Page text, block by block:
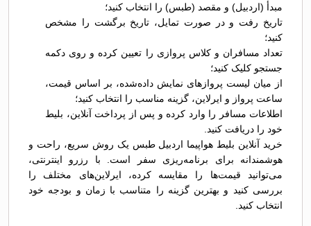
مبدأ (اردبیل) و مقصد (طبس) را انتخاب کنید؛
تاریخ رفت و در صورت تمایل، تاریخ برگشت را مشخص
کنید؛
تعداد مسافران و کلاس پروازی را تعیین کرده و روی دکمه
جستجو کلیک کنید؛
از میان لیست پروازهای نمایش داده‌شده، بر اساس قیمت،
ساعت پرواز و ایرلاین، گزینه مناسب را انتخاب کنید؛
اطلاعات مسافر را وارد کرده و پس از پرداخت آنلاین، بلیط
خود را دریافت کنید.
خرید آنلاین بلیط هواپیما اردبیل طبس یک روش سریع، راحت و
هوشمندانه برای برنامه‌ریزی سفر است. با رزرو اینترنتی،
می‌توانید قیمت‌ها را مقایسه کرده، ایرلاین‌های مختلف را
بررسی کنید و بهترین گزینه را متناسب با زمان و بودجه خود
انتخاب کنید.